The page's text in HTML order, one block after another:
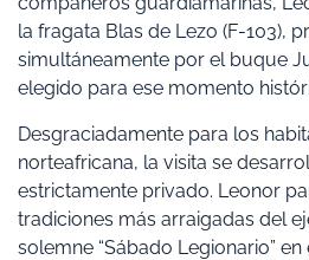
la fragata Blas de Lezo (F-103),
simultáneamente por el buque
elegido para ese momento
Desgraciadamente para los
norteafricana, la visita se
estrictamente privado. Leonor
tradiciones más arraigadas del
solemne “Sábado Legionario”